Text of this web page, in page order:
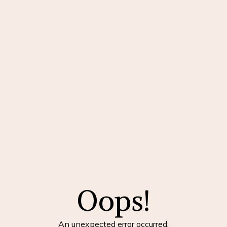
Oops!
An unexpected error occurred.